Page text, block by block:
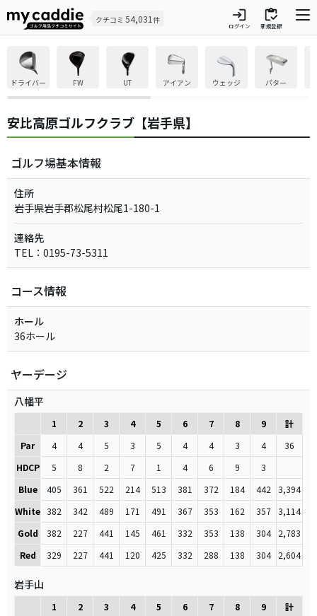
クチコミ 54,031 件 login
ログイン
inventory
新規登録
ドライバー FW UT アイアン ウェッジ パター
安比高原ゴルフクラブ【岩手県】
ゴルフ場基本情報
住所
岩手県岩手郡松尾村松尾1-180-1
連絡先
TEL：0195-73-5311
コース情報
ホール
36ホール
ヤーデージ
八幡平
1 2 3 4 5 6 7 8 9
計
Par
4 4 5 3 5 4 4 3 4
36
HDCP
5 8 2 7 1 4 6 9
3
Blue
405 361 522 214 513 381 372 184 442
3,394
White 382 342 489 171 491 367 353 162 357
3,114
Gold
382 227 441 145 461 332 353 138 304
2,783
Red
329 227 441 120 425 332 288 138 304 2,604
岩手山
1 2 3 4 5 6 7 8 9
計